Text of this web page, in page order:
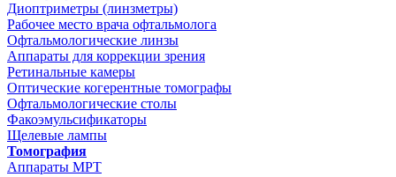
Диоптриметры (линзметры)
Рабочее место врача офтальмолога
Офтальмологические линзы
Аппараты для коррекции зрения
Ретинальные камеры
Оптические когерентные томографы
Офтальмологические столы
Факоэмульсификаторы
Щелевые лампы
Томография
Аппараты МРТ